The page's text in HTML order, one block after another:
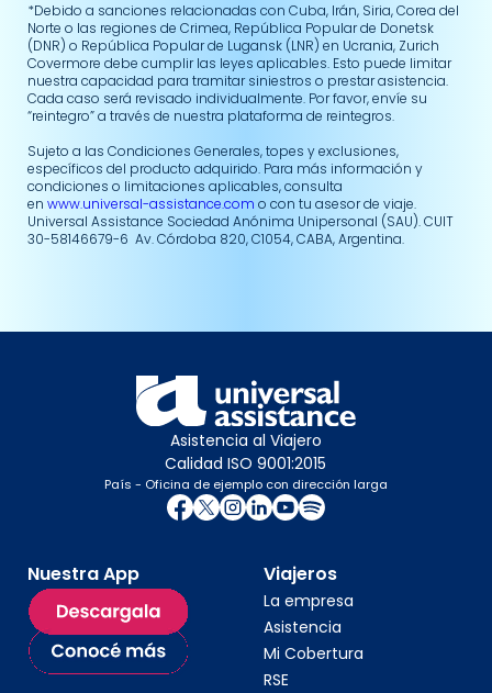
*Debido a sanciones relacionadas con Cuba, Irán, Siria, Corea del
Norte o las regiones de Crimea, República Popular de Donetsk
(DNR) o República Popular de Lugansk (LNR) en Ucrania, Zurich
Covermore debe cumplir las leyes aplicables. Esto puede limitar
nuestra capacidad para tramitar siniestros o prestar asistencia.
Cada caso será revisado individualmente. Por favor, envíe su
“reintegro” a través de nuestra plataforma de reintegros.
Sujeto a las Condiciones Generales, topes y exclusiones,
específicos del producto adquirido. Para más información y
condiciones o limitaciones aplicables, consulta
en www.universal-assistance.com o con tu asesor de viaje.
Universal Assistance Sociedad Anónima Unipersonal (SAU). CUIT
30-58146679-6 Av. Córdoba 820, C1054, CABA, Argentina.
Asistencia al Viajero
Calidad ISO 9001:2015
País - Oficina de ejemplo con dirección larga
Nuestra App Viajeros
La empresa
Asistencia
Mi Cobertura
RSE